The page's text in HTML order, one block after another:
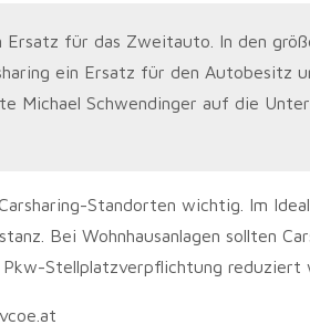
Ersatz für das Zweitauto. In den
ein Ersatz für den Autobesitz
Michael Schwendinger auf die
Standorten wichtig. Im
Bei Wohnhausanlagen sollten
Stellplatzverpflichtung reduziert